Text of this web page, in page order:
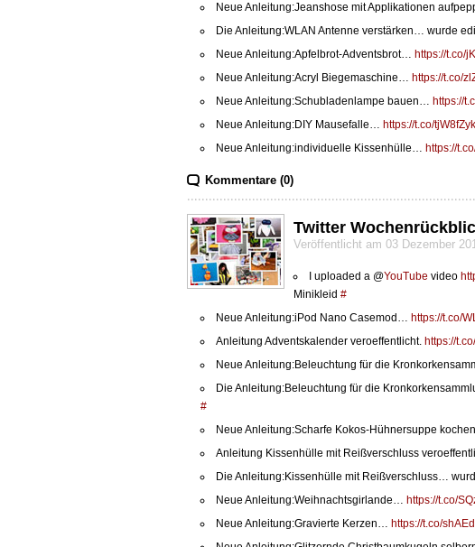
Neue Anleitung:Jeanshose mit Applikationen
Die Anleitung:WLAN Antenne verstärken… wurde
Neue Anleitung:Apfelbrot-Adventsbrot… https://t.co/
Neue Anleitung:Acryl Biegemaschine… https://t.co/
Neue Anleitung:Schubladenlampe bauen… https://
Neue Anleitung:DIY Mausefalle… https://t.co/tjW8fZyk
Neue Anleitung:individuelle Kissenhülle… https://
Kommentare (0)
Twitter
Veröffentlicht am 03 Dezember
I uploaded a @YouTube video
Minikleid #
Neue Anleitung:iPod Nano Casemod… https://t.co/
Anleitung Adventskalender veroeffentlicht. https://
Neue Anleitung:Beleuchtung für die
Die Anleitung:Beleuchtung für die
#
Neue Anleitung:Scharfe Kokos-Hühnersuppe
Anleitung Kissenhülle mit Reißverschluss
Die Anleitung:Kissenhülle mit Reißverschluss…
Neue Anleitung:Weihnachtsgirlande… https://t.co/
Neue Anleitung:Gravierte Kerzen… https://t.co/